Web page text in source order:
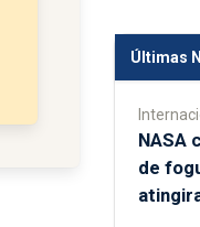
Últimas
NASA
de